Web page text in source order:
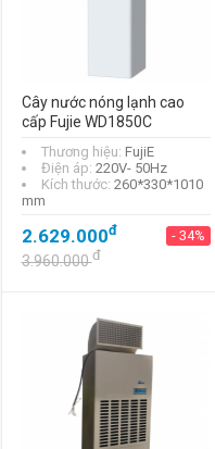
Cây nước nóng lạnh cao
cấp Fujie WD1850C
Thương hiệu: FujiE
Điện áp: 220V- 50Hz
Kích thước: 260*330*1010
mm
2.629.000đ - 34%
3.960.000đ